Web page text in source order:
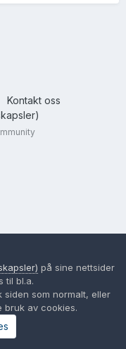
Kontakt oss
på sine nettsider
til bl.a.
siden som normalt, eller
bruk av cookies.